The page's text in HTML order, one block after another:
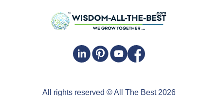
All rights reserved © All The Best2026